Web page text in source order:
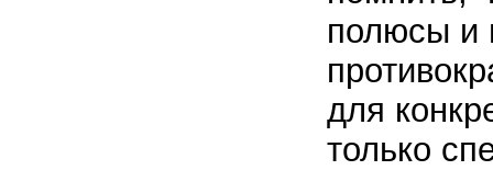
полюсы и
для
только